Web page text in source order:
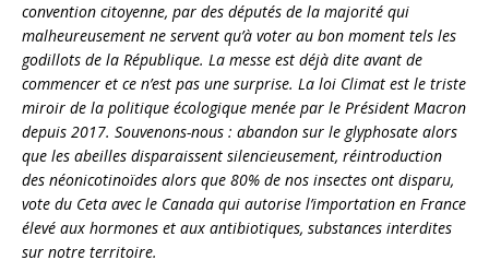
convention citoyenne, par des députés de la majorité qui
malheureusement ne servent qu’à voter au bon moment tels les
godillots de la République. La messe est déjà dite avant de
commencer et ce n’est pas une surprise. La loi Climat est le triste
miroir de la politique écologique menée par le Président Macron
depuis 2017. Souvenons-nous : abandon sur le glyphosate alors
que les abeilles disparaissent silencieusement, réintroduction
des néonicotinoïdes alors que 80% de nos insectes ont disparu,
vote du Ceta avec le Canada qui autorise l’importation en France
élevé aux hormones et aux antibiotiques, substances interdites
sur notre territoire.